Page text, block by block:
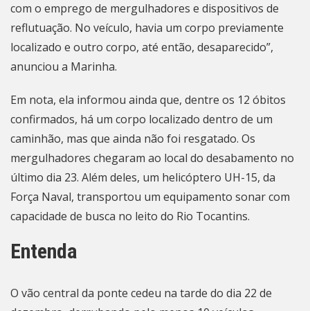
com o emprego de mergulhadores e dispositivos de
reflutuação. No veículo, havia um corpo previamente
localizado e outro corpo, até então, desaparecido”,
anunciou a Marinha.
Em nota, ela informou ainda que, dentre os 12 óbitos
confirmados, há um corpo localizado dentro de um
caminhão, mas que ainda não foi resgatado. Os
mergulhadores chegaram ao local do desabamento no
último dia 23. Além deles, um helicóptero UH-15, da
Força Naval, transportou um equipamento sonar com
capacidade de busca no leito do Rio Tocantins.
Entenda
O vão central da ponte cedeu na tarde do dia 22 de